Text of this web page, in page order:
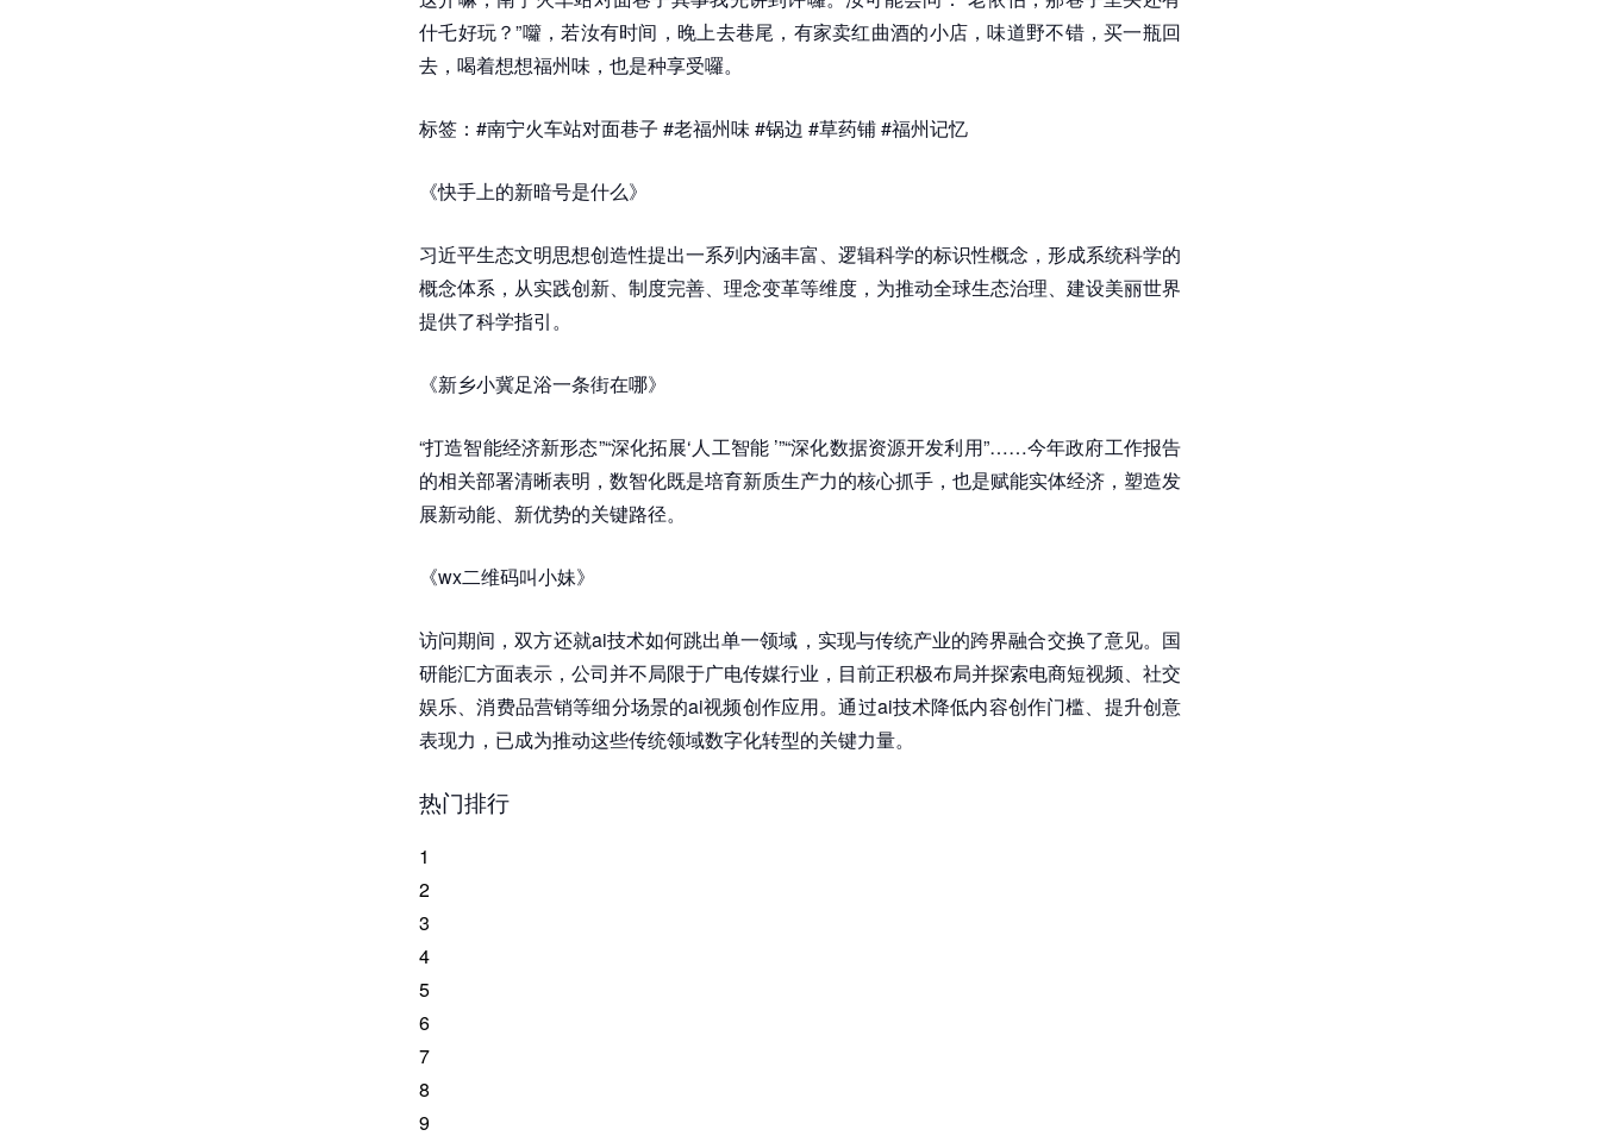
什乇好玩？”囖，若汝有时间，晚上去巷尾，有家卖红曲酒的小店，味道野不错，买一瓶回
去，喝着想想福州味，也是种享受囉。
标签：#南宁火车站对面巷子 #老福州味 #锅边 #草药铺 #福州记忆
《快手上的新暗号是什么》
习近平生态文明思想创造性提出一系列内涵丰富、逻辑科学的标识性概念，形成系统科学的
概念体系，从实践创新、制度完善、理念变革等维度，为推动全球生态治理、建设美丽世界
提供了科学指引。
《新乡小冀足浴一条街在哪》
“打造智能经济新形态”“深化拓展‘人工智能 ’”“深化数据资源开发利用”……今年政府工作报告
的相关部署清晰表明，数智化既是培育新质生产力的核心抓手，也是赋能实体经济，塑造发
展新动能、新优势的关键路径。
《wx二维码叫小妹》
访问期间，双方还就ai技术如何跳出单一领域，实现与传统产业的跨界融合交换了意见。国
研能汇方面表示，公司并不局限于广电传媒行业，目前正积极布局并探索电商短视频、社交
娱乐、消费品营销等细分场景的ai视频创作应用。通过ai技术降低内容创作门槛、提升创意
表现力，已成为推动这些传统领域数字化转型的关键力量。
热门排行
1
2
3
4
5
6
7
8
9